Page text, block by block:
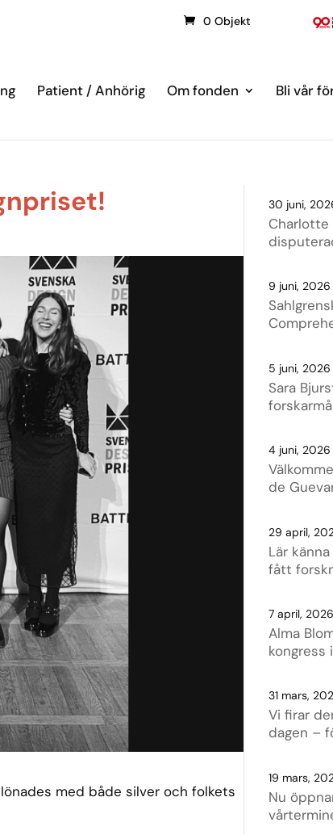
0 Objekt
Patient / Anhörig Om fonden Bli vår
med både silver och folkets
30 juni,
9 juni, 2026
stolta
5 juni, 2026
Sara
4 juni, 2026
de
mot
29 april,
Lär
fått
7 april, 2026
Alma
kongress
31 mars,
Vi firar
dagen –
19 mars,
Nu